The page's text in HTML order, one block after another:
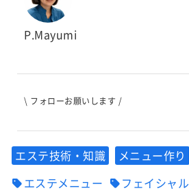
P.Mayumi
\ フォローお願いします /
エステ技術・知識
メニュー作り
エステメニュー
フェイシャル